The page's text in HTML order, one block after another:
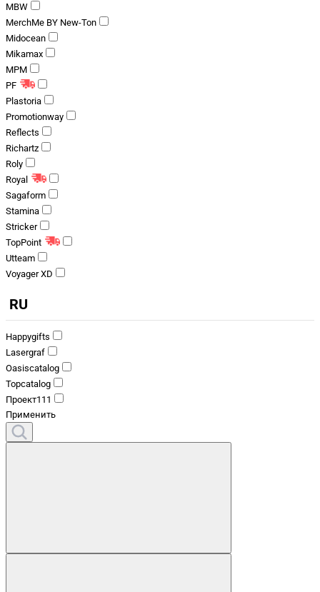
MBW
MerchMe BY New-Ton
Midocean
Mikamax
MPM
PF
Plastoria
Promotionway
Reflects
Richartz
Roly
Royal
Sagaform
Stamina
Stricker
TopPoint
Utteam
Voyager XD
RU
Happygifts
Lasergraf
Oasiscatalog
Topcatalog
Проект111
Применить